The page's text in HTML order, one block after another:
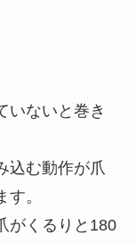
いないと巻き
込む動作が爪
。
がくるりと180